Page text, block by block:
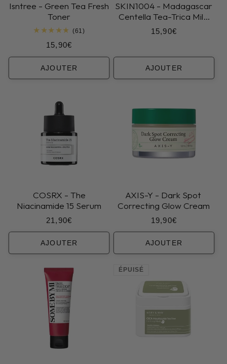
Isntree - Green Tea Fresh
Toner
(61)61
Prix
habituel
15,90€
AJOUTER
SKIN1004 - Madagascar
Centella Tea-Trica Mild
Peeling Gel
Prix
15,90€
AJOUTER
COSRX - The
Niacinamide 15 Serum
Prix
habituel
21,90€
AJOUTER
AXIS-Y - Dark Spot
Correcting Glow Cream
Prix
habituel
19,90€
AJOUTER
ÉPUISÉ